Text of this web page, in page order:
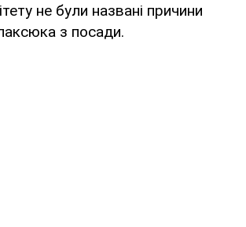
не були названі причини
з посади.